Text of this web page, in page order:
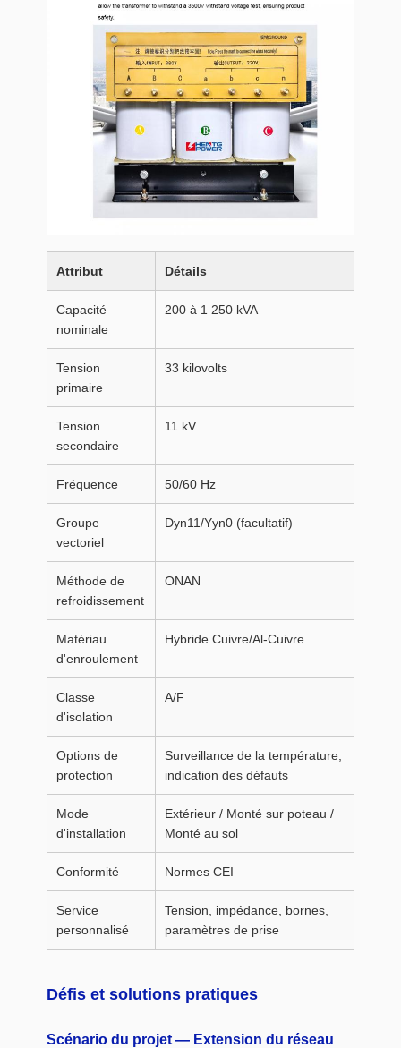
Attribut Détails
Capacité
nominale
200 à 1 250 kVA
Tension
primaire
33 kilovolts
Tension
secondaire
11 kV
Fréquence 50/60 Hz
Groupe
vectoriel
Dyn11/Yyn0 (facultatif)
Méthode de
refroidissement
ONAN
Matériau
d'enroulement
Hybride Cuivre/Al-Cuivre
Classe
d'isolation
A/F
Options de
protection
Surveillance de la température,
indication des défauts
Mode
d'installation
Extérieur / Monté sur poteau /
Monté au sol
Conformité Normes CEI
Service
personnalisé
Tension, impédance, bornes,
paramètres de prise
Défis et solutions pratiques
Scénario du projet — Extension du réseau